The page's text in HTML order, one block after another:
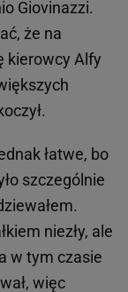
Giovinazzi.
że na
kierowcy Alfy
łatwe, bo
szczególnie
niezły, ale
w tym czasie
więc